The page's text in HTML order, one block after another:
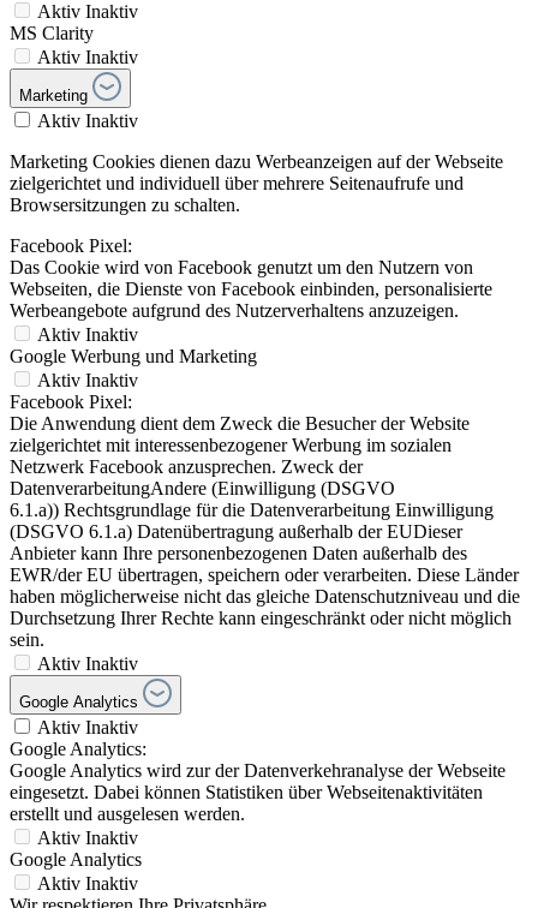
Aktiv Inaktiv
MS Clarity
Aktiv Inaktiv
Marketing
Aktiv Inaktiv
Marketing Cookies dienen dazu Werbeanzeigen auf der Webseite
zielgerichtet und individuell über mehrere Seitenaufrufe und
Browsersitzungen zu schalten.
Facebook Pixel:
Das Cookie wird von Facebook genutzt um den Nutzern von
Webseiten, die Dienste von Facebook einbinden, personalisierte
Werbeangebote aufgrund des Nutzerverhaltens anzuzeigen.
Aktiv Inaktiv
Google Werbung und Marketing
Aktiv Inaktiv
Facebook Pixel:
Die Anwendung dient dem Zweck die Besucher der Website
zielgerichtet mit interessenbezogener Werbung im sozialen
Netzwerk Facebook anzusprechen. Zweck der
DatenverarbeitungAndere (Einwilligung (DSGVO
6.1.a)) Rechtsgrundlage für die Datenverarbeitung Einwilligung
(DSGVO 6.1.a) Datenübertragung außerhalb der EUDieser
Anbieter kann Ihre personenbezogenen Daten außerhalb des
EWR/der EU übertragen, speichern oder verarbeiten. Diese Länder
haben möglicherweise nicht das gleiche Datenschutzniveau und die
Durchsetzung Ihrer Rechte kann eingeschränkt oder nicht möglich
sein.
Aktiv Inaktiv
Google Analytics
Aktiv Inaktiv
Google Analytics:
Google Analytics wird zur der Datenverkehranalyse der Webseite
eingesetzt. Dabei können Statistiken über Webseitenaktivitäten
erstellt und ausgelesen werden.
Aktiv Inaktiv
Google Analytics
Aktiv Inaktiv